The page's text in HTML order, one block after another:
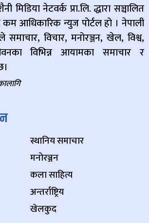
मिडिया नेटवर्क प्रा.लि. द्धारा सञ्चालित
कम आधिकारिक न्युज पोर्टल हो । नेपाली
समाचार, विचार, मनोरञ्जन, खेल, विश्व,
विभिन्न आयामका समाचार र
स्थानिय समाचार
मनोरञ्जन
कला साहित्य
अन्तर्राष्ट्रिय
खेलकुद